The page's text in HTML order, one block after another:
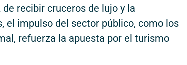
recibir cruceros de lujo y la
el impulso del sector público, como los
refuerza la apuesta por el turismo